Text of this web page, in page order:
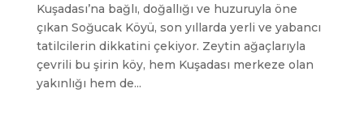
Kuşadası’na bağlı, doğallığı ve huzuruyla öne
çıkan Soğucak Köyü, son yıllarda yerli ve yabancı
tatilcilerin dikkatini çekiyor. Zeytin ağaçlarıyla
çevrili bu şirin köy, hem Kuşadası merkeze olan
yakınlığı hem de...